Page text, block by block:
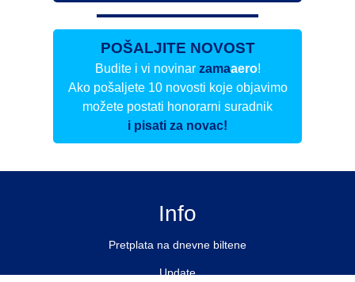
POŠALJITE NOVOST
Budite i vi novinar zamaaero!
Ako pošaljete 10 novosti koje objavimo
možete postati honorarni suradnik
i pisati za novac!
Info
Pretplata na dnevne biltene
Update